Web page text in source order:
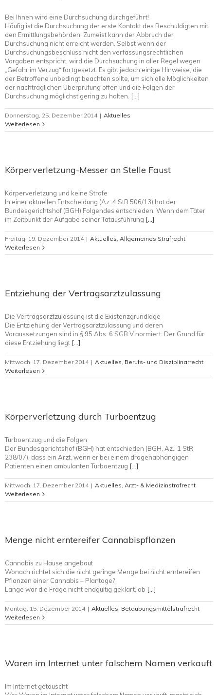
Bei Ihnen wird eine Durchsuchung durchgeführt!
Häufig ist die Durchsuchung der erste Kontakt des Beschuldigten mit
den Ermittlungsbehörden. Zumeist kann der Abbruch der
Durchsuchung nicht erreicht werden. Selbst wenn der
Durchsuchungsbeschluss nicht den verfassungsrechtlichen
Vorgaben entspricht, wird die Durchsuchung in aller Regel wegen
„Gefahr im Verzug“ fortgesetzt. Es gibt jedoch einige Hinweise, die
der Betroffene unbedingt beachten sollte, um sich alle Möglichkeiten
der nachträglichen Überprüfung offen und die Folgen der
Durchsuchung möglichst gering zu halten. […]
Donnerstag, 25. Dezember 2014 | Aktuelles
Weiterlesen
Körperverletzung-Messer an Stelle Faust
Körperverletzung und keine Strafe
In einer aktuellen Entscheidung (Az.:4 StR 506/13) hat der
Bundesgerichtshof (BGH) Folgendes entschieden. Wenn dem Täter
im Zeitpunkt der Aufgabe seiner Tatausführung […]
Freitag, 19. Dezember 2014 | Aktuelles, Allgemeines Strafrecht
Weiterlesen
Entziehung der Vertragsarztzulassung
Die Vertragsarztzulassung ist die Existenzgrundlage
Die Entziehung der Vertragsarztzulassung und deren
Voraussetzungen sind in § 95 Abs. 6 SGB V normiert. Der Grund für
diese Entziehung liegt […]
Mittwoch, 17. Dezember 2014 | Aktuelles, Berufs- und Disziplinarrecht
Weiterlesen
Körperverletzung durch Turboentzug
Turboentzug und die Folgen
Der Bundesgerichtshof (BGH) hat entschieden (BGH, Az.: 1 StR
238/07), dass ein Arzt, wenn er bei einem drogenabhängigen
Patienten einen ambulanten Turboentzug […]
Mittwoch, 17. Dezember 2014 | Aktuelles, Arzt- & Medizinstrafrecht
Weiterlesen
Menge nicht erntereifer Cannabispflanzen
Cannabis zu Hause angebaut
Wonach richtet sich die nicht geringe Menge bei nicht erntereifen
Pflanzen einer Cannabis – Plantage?
Lange war die Frage nicht endgültig geklärt, ob […]
Montag, 15. Dezember 2014 | Aktuelles, Betäubungsmittelstrafrecht
Weiterlesen
Waren im Internet unter falschem Namen verkauft
Im Internet getäuscht